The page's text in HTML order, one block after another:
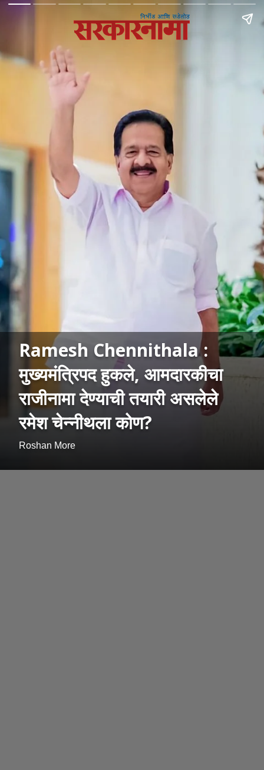
Ramesh Chennithala :
मुख्यमंत्रिपद हुकले, आमदारकीचा
राजीनामा देण्याची तयारी असलेले
रमेश चेन्नीथला कोण?
Roshan More